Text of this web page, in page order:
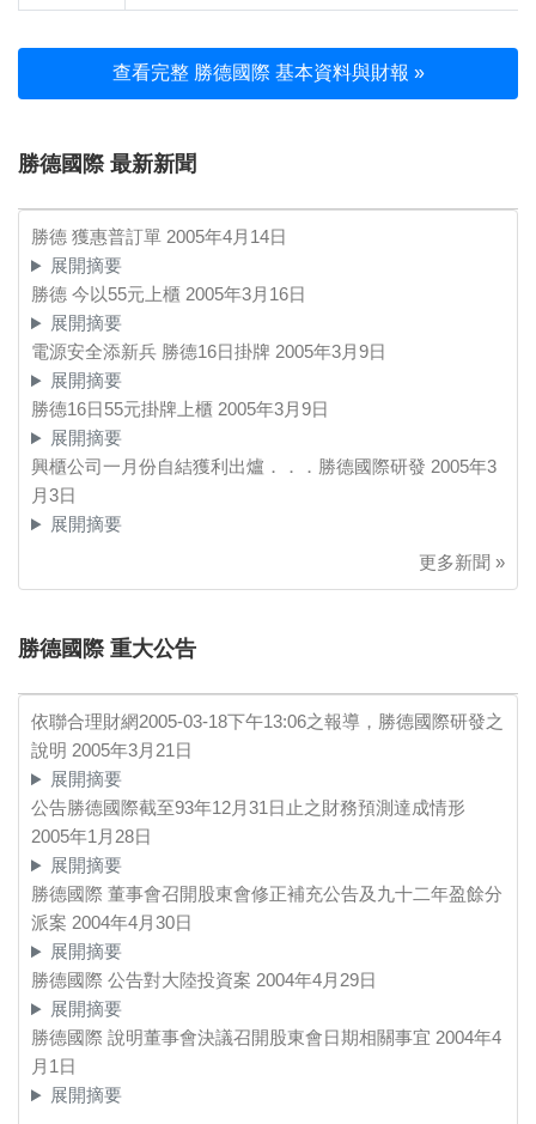
查看完整 勝德國際 基本資料與財報 »
勝德國際 最新新聞
勝德 獲惠普訂單 2005年4月14日
展開摘要
勝德 今以55元上櫃 2005年3月16日
展開摘要
電源安全添新兵 勝德16日掛牌 2005年3月9日
展開摘要
勝德16日55元掛牌上櫃 2005年3月9日
展開摘要
興櫃公司一月份自結獲利出爐．．．勝德國際研發 2005年3
月3日
展開摘要
更多新聞 »
勝德國際 重大公告
依聯合理財網2005-03-18下午13:06之報導，勝德國際研發之
說明 2005年3月21日
展開摘要
公告勝德國際截至93年12月31日止之財務預測達成情形
2005年1月28日
展開摘要
勝德國際 董事會召開股東會修正補充公告及九十二年盈餘分
派案 2004年4月30日
展開摘要
勝德國際 公告對大陸投資案 2004年4月29日
展開摘要
勝德國際 說明董事會決議召開股東會日期相關事宜 2004年4
月1日
展開摘要